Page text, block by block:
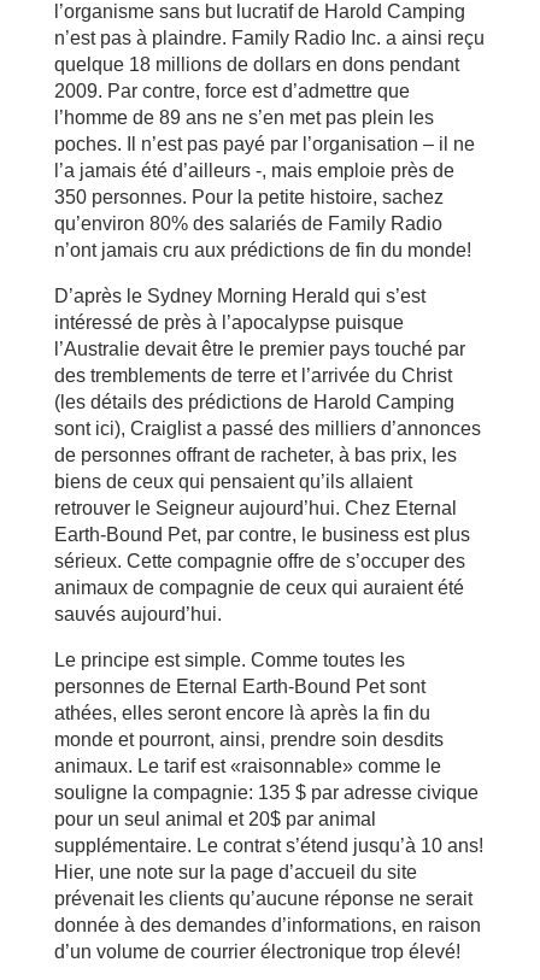
l’organisme sans but lucratif de Harold Camping
n’est pas à plaindre. Family Radio Inc. a ainsi reçu
quelque 18 millions de dollars en dons pendant
2009. Par contre, force est d’admettre que
l’homme de 89 ans ne s’en met pas plein les
poches. Il n’est pas payé par l’organisation – il ne
l’a jamais été d’ailleurs -, mais emploie près de
350 personnes. Pour la petite histoire, sachez
qu’environ 80% des salariés de Family Radio
n’ont jamais cru aux prédictions de fin du monde!
D’après le Sydney Morning Herald qui s’est
intéressé de près à l’apocalypse puisque
l’Australie devait être le premier pays touché par
des tremblements de terre et l’arrivée du Christ
(les détails des prédictions de Harold Camping
sont ici), Craiglist a passé des milliers d’annonces
de personnes offrant de racheter, à bas prix, les
biens de ceux qui pensaient qu’ils allaient
retrouver le Seigneur aujourd’hui. Chez Eternal
Earth-Bound Pet, par contre, le business est plus
sérieux. Cette compagnie offre de s’occuper des
animaux de compagnie de ceux qui auraient été
sauvés aujourd’hui.
Le principe est simple. Comme toutes les
personnes de Eternal Earth-Bound Pet sont
athées, elles seront encore là après la fin du
monde et pourront, ainsi, prendre soin desdits
animaux. Le tarif est «raisonnable» comme le
souligne la compagnie: 135 $ par adresse civique
pour un seul animal et 20$ par animal
supplémentaire. Le contrat s’étend jusqu’à 10 ans!
Hier, une note sur la page d’accueil du site
prévenait les clients qu’aucune réponse ne serait
donnée à des demandes d’informations, en raison
d’un volume de courrier électronique trop élevé!